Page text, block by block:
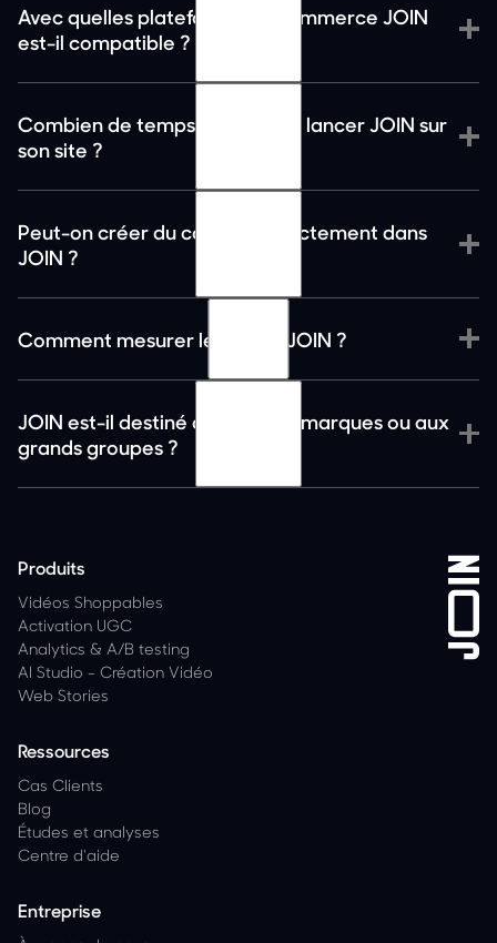
Avec quelles plateformes e-commerce JOIN
est-il compatible ?
Combien de temps faut-il pour lancer JOIN sur
son site ?
Peut-on créer du contenu directement dans
JOIN ?
Comment mesurer le ROI de JOIN ?
JOIN est-il destiné aux petites marques ou aux
grands groupes ?
Produits
Vidéos Shoppables
Activation UGC
Analytics & A/B testing
AI Studio - Création Vidéo
Web Stories
Ressources
Cas Clients
Blog
Études et analyses
Centre d'aide
Entreprise